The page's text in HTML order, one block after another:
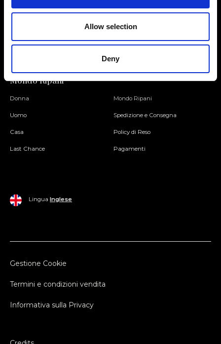
Allow selection
Deny
Entra nella Community
Mondo Ripani
Donna
Uomo
Casa
Last Chance
Mondo Ripani
Spedizione e Consegna
Policy di Reso
Pagamenti
Lingua Inglese
Gestione Cookie
Termini e condizioni vendita
Informativa sulla Privacy